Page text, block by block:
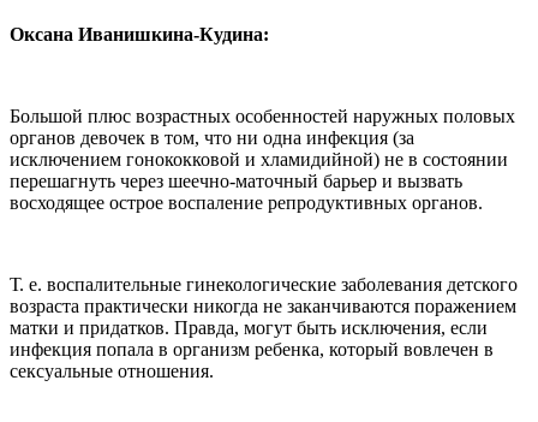
Оксана Иванишкина-Кудина:
Большой плюс возрастных особенностей наружных половых
органов девочек в том, что ни одна инфекция (за
исключением гонококковой и хламидийной) не в состоянии
перешагнуть через шеечно-маточный барьер и вызвать
восходящее острое воспаление репродуктивных органов.
Т. е. воспалительные гинекологические заболевания детского
возраста практически никогда не заканчиваются поражением
матки и придатков. Правда, могут быть исключения, если
инфекция попала в организм ребенка, который вовлечен в
сексуальные отношения.